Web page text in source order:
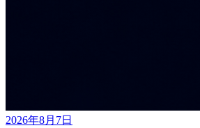
2026年8月7日